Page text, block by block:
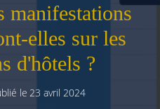
manifestations
elles sur les
d'hôtels ?
le 23 avril 2024